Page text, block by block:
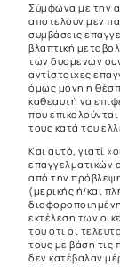
Σύμφωνα με την
αποτελούν μεν
συμβάσεις
βλαπτική
των δυσμενών
αντίστοιχες
όμως μόνη η
καθεαυτή να
που
τους κατά του
Και αυτό, γιατί
επαγγελματικών
από την
(μερικής ή/και
εκτέλεση των
του ότι οι
τους με βάση τις
δεν κατέβαλαν